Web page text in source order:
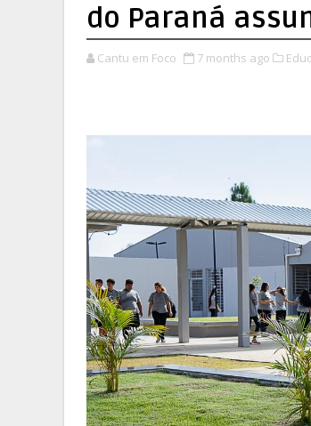
do Paraná
Cantu em Foco 7 months ago